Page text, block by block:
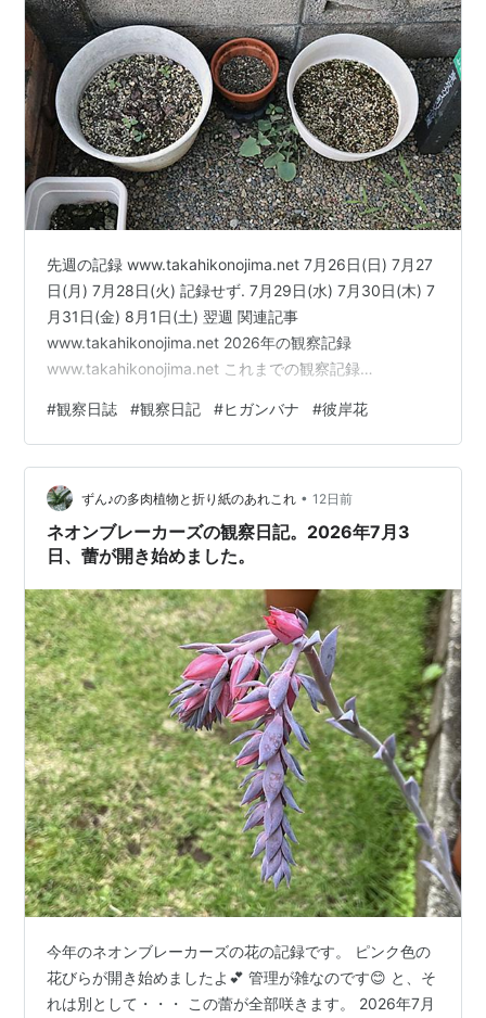
先週の記録 www.takahikonojima.net 7月26日(日) 7月27
日(月) 7月28日(火) 記録せず. 7月29日(水) 7月30日(木) 7
月31日(金) 8月1日(土) 翌週 関連記事
www.takahikonojima.net 2026年の観察記録
www.takahikonojima.net これまでの観察記録
www.takahikonojima.net
#観察日誌 #観察日記 #ヒガンバナ #彼岸花
ずん♪の多肉植物と折り紙のあれこれ • 12日前
ネオンブレーカーズの観察日記。2026年7月3
日、蕾が開き始めました。
今年のネオンブレーカーズの花の記録です。 ピンク色の
花びらが開き始めましたよ💕 管理が雑なのです😊 と、そ
れは別として・・・ この蕾が全部咲きます。 2026年7月